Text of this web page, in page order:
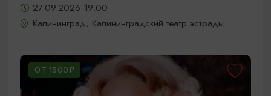
27.09.2026 19:00
Калининград, Калининградский театр эстрады
ОТ 1500₽